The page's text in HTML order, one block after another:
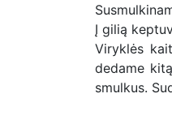
Į gilią
Viryklės
dedame
smulkus.